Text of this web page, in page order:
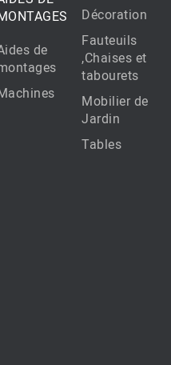
de
Décoration
Fauteuils
,Chaises et
tabourets
Mobilier de
Jardin
Tables